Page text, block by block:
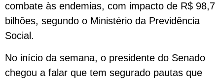
combate às endemias, com impacto de R$ 98,7
bilhões, segundo o Ministério da Previdência
Social.
No início da semana, o presidente do Senado
chegou a falar que tem segurado pautas que